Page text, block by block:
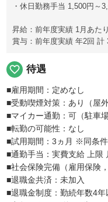
・休日勤務手当 1,500円～
昇給：前年度実績 1月あた
賞与：前年度実績 年2回 計
favorite_border 待遇
■雇用期間：定めなし
■受動喫煙対策：あり（屋外
■マイカー通勤：可（駐車場
■転勤の可能性：なし
■試用期間：3ヵ月 ※同条件
■通勤手当：実費支給 上限
■社会保険完備（雇用保険
■退職金共済：未加入
■退職金制度：勤続年数4年